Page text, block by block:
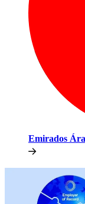
Emirados